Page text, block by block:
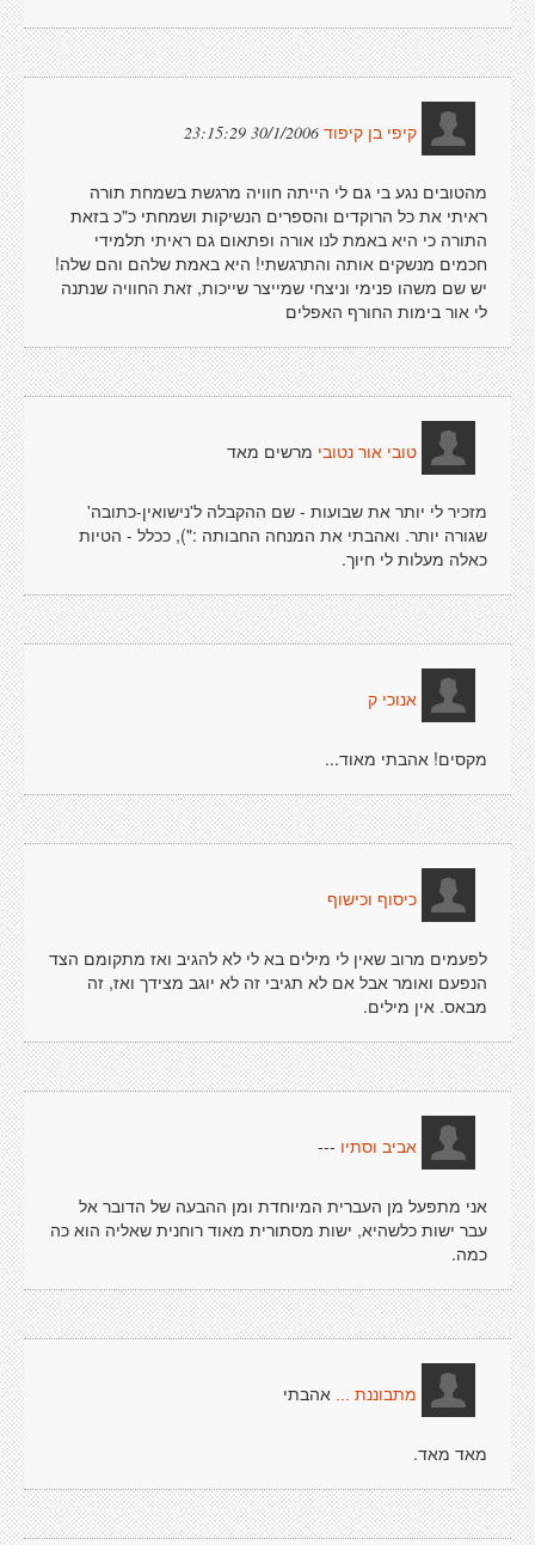
קיפי בן קיפוד 30/1/2006 23:15:29
מהטובים נגע בי גם לי הייתה חוויה מרגשת בשמחת תורה
ראיתי את כל הרוקדים והספרים הנשיקות ושמחתי כ"כ בזאת
התורה כי היא באמת לנו אורה ופתאום גם ראיתי תלמידי
חכמים מנשקים אותה והתרגשתי! היא באמת שלהם והם שלה!
יש שם משהו פנימי וניצחי שמייצר שייכות, זאת החוויה שנתנה
לי אור בימות החורף האפלים
טובי אור נטובי מרשים מאד
מזכיר לי יותר את שבועות - שם ההקבלה ל'נישואין-כתובה'
שגורה יותר. ואהבתי את המנחה החבותה :"), ככלל - הטיות
כאלה מעלות לי חיוך.
אנוכי ק
מקסים! אהבתי מאוד...
כיסוף וכישוף
לפעמים מרוב שאין לי מילים בא לי לא להגיב ואז מתקומם הצד
הנפעם ואומר אבל אם לא תגיבי זה לא יוגב מצידך ואז, זה
מבאס. אין מילים.
אביב וסתיו ---
אני מתפעל מן העברית המיוחדת ומן ההבעה של הדובר אל
עבר ישות כלשהיא, ישות מסתורית מאוד רוחנית שאליה הוא כה
כמה.
מתבוננת ... אהבתי
מאד מאד.